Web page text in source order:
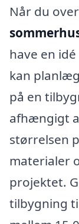
Når du
have en
kan
på en
afhængigt
størrelsen
materialer
projektet.
tilbygning